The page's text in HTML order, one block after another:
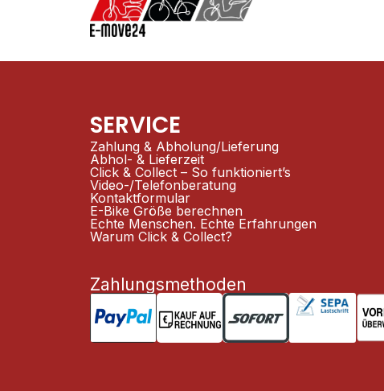
SERVICE
Zahlung & Abholung/Lieferung
Abhol- & Lieferzeit
Click & Collect – So funktioniert’s
Video-/Telefonberatung
Kontaktformular
E-Bike Größe berechnen
Echte Menschen. Echte Erfahrungen
Warum Click & Collect?
Zahlungsmethoden